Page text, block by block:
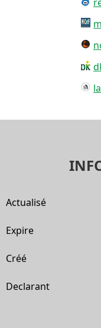
Actualisé
Expire
Créé
Declarant